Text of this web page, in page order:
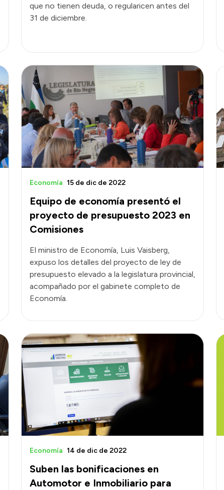
que no tienen deuda, o regularicen antes del
31 de diciembre.
Equipo de economía presentó el
proyecto de presupuesto 2023 en
Comisiones
Economía 15 de dic de 2022
El ministro de Economía, Luis Vaisberg,
expuso los detalles del proyecto de ley de
presupuesto elevado a la legislatura provincial,
acompañado por el gabinete completo de
Economía.
Suben las bonificaciones en
Automotor e Inmobiliario para
Economía 14 de dic de 2022